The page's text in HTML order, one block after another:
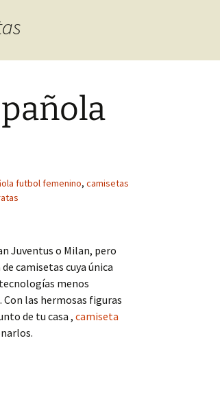
futbol femenino, camisetas
Juventus o Milan, pero
camisetas cuya única
menos
las hermosas figuras
de tu casa , camiseta